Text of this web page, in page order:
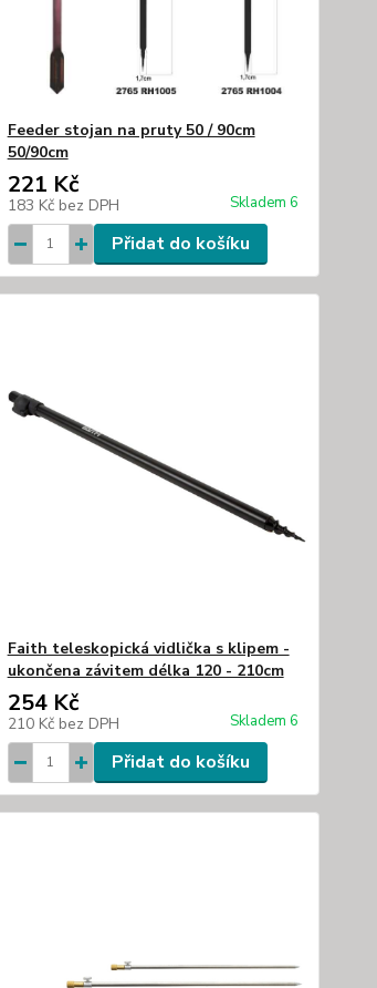
Feeder stojan na pruty 50 / 90cm
50/90cm
221 Kč
183 Kč bez DPH Skladem 6
Přidat do košíku
Faith teleskopická vidlička s klipem -
ukončena závitem délka 120 - 210cm
254 Kč
210 Kč bez DPH Skladem 6
Přidat do košíku